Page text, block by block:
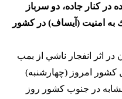
در كنار جاده،‌ دو سرباز
به امنيت (آيساف) در كشور
اثر انفجار ناشي از بمب
كشور امروز (چهارشنبه)
در جنوب كشور روز